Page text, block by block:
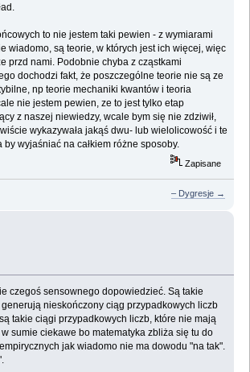
to nie jestem taki pewien - z wymiarami
wiadomo, są teorie, w których jest ich więcej, więc
przd nami. Podobnie chyba z cząstkami
dochodzi fakt, że poszczególne teorie nie są ze
np teorie mechaniki kwantów i teoria
nie jestem pewien, ze to jest tylko etap
z naszej niewiedzy, wcale bym się nie zdziwił,
wykazywała jakąś dwu- lub wielolicowość i te
wyjaśniać na całkiem różne sposoby.
Zapisane
– Dygresje →
czegoś sensownego dopowiedzieć. Są takie
nieskończony ciąg przypadkowych liczb
takie ciągi przypadkowych liczb, które nie mają
w sumie ciekawe bo matematyka zbliża się tu do
jak wiadomo nie ma dowodu "na tak".